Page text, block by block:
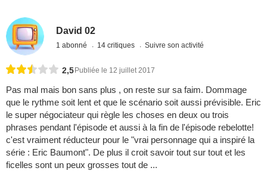
David 02
1 abonné 14 critiques Suivre son activité
2,5Publiée le 12 juillet 2017
Pas mal mais bon sans plus , on reste sur sa faim. Dommage
que le rythme soit lent et que le scénario soit aussi prévisible. Eric
le super négociateur qui règle les choses en deux ou trois
phrases pendant l'épisode et aussi à la fin de l'épisode rebelotte!
c'est vraiment réducteur pour le "vrai personnage qui a inspiré la
série : Eric Baumont". De plus il croit savoir tout sur tout et les
ficelles sont un peux grosses tout de ...